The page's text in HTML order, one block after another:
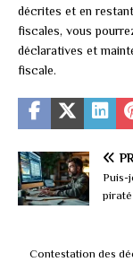
décrites et en
fiscales, vous
déclaratives et
fiscale.
Puis-
piraté
Contestation des